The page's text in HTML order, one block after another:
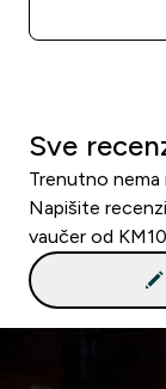
Sve
Trenutno nema
Napišite
vaučer od